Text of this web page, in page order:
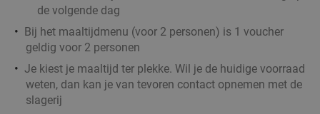
de volgende dag
Bij het maaltijdmenu (voor 2 personen) is 1 voucher
geldig voor 2 personen
Je kiest je maaltijd ter plekke. Wil je de huidige voorraad
weten, dan kan je van tevoren contact opnemen met de
slagerij